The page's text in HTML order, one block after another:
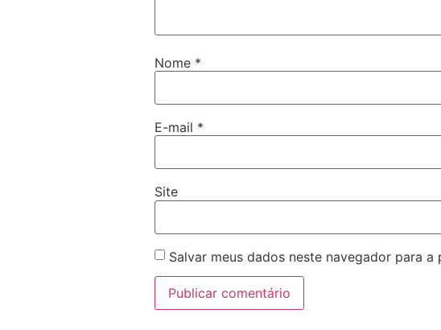
Nome *
E-mail *
Site
Salvar meus dados neste navegador para